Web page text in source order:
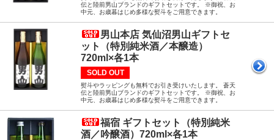
伝と陸前男山ブランドのギフトセットです。 ※御祝、お
中元、お歳暮はじめ多様な熨斗をご用意できます。
男山本店 気仙沼男山ギフトセ
ット（特別純米酒／本醸造）
720ml×各1本
SOLD OUT
熨斗やラッピングも無料でお引き受けいたします。 蒼天
伝と陸前男山ブランドのギフトセットです。 ※御祝、お
中元、お歳暮はじめ多様な熨斗をご用意できます。
福宿 ギフトセット（特別純米
酒／吟醸酒）720ml×各1本